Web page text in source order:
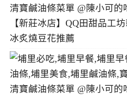
【新莊冰店】QQ田甜品工
冰炙燒豆花推薦